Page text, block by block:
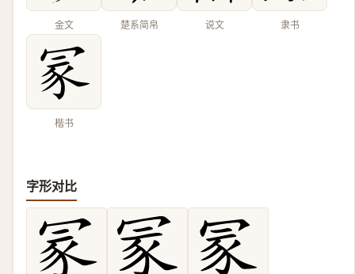
金文 楚系简帛 说文 隶书
楷书
字形对比